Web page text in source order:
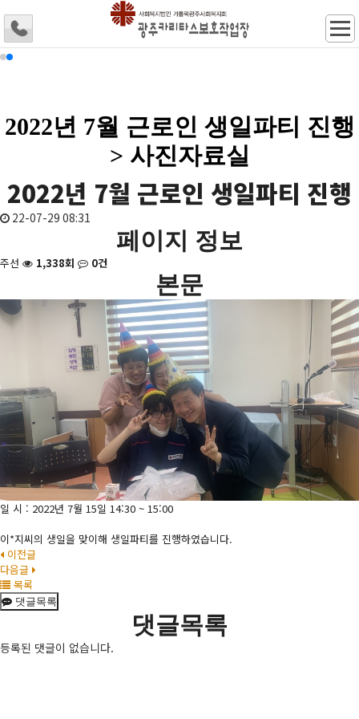
2022년 7월 근로인 생일파티 진행
> 사진자료실
2022년 7월 근로인 생일파티 진행
22-07-29 08:31
페이지 정보
주선 1,338회 0건
본문
일 시 : 2022년 7월 15일 14:30 ~ 15:00
이*지씨의 생일을 맞이해 생일파티를 진행하였습니다.
이전글
다음글
목록
댓글목록
댓글목록
등록된 댓글이 없습니다.